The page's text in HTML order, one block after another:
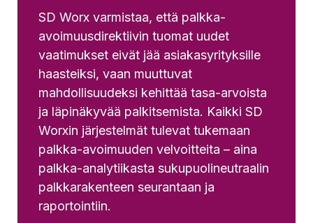
SD Worx varmistaa, että palkka-
avoimuusdirektiivin tuomat uudet
vaatimukset eivät jää asiakasyrityksille
haasteiksi, vaan muuttuvat
mahdollisuudeksi kehittää tasa-arvoista
ja läpinäkyvää palkitsemista. Kaikki SD
Worxin järjestelmät tulevat tukemaan
palkka-avoimuuden velvoitteita – aina
palkka-analytiikasta sukupuolineutraalin
palkkarakenteen seurantaan ja
raportointiin.